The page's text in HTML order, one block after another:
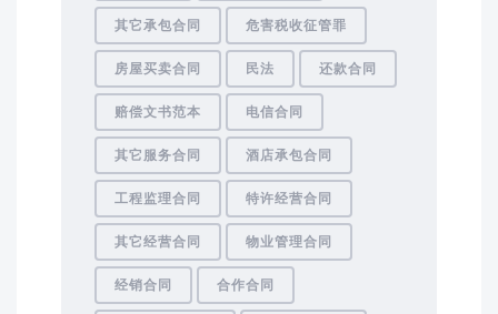
其它承包合同 危害税收征管罪
房屋买卖合同 民法 还款合同
赔偿文书范本 电信合同
其它服务合同 酒店承包合同
工程监理合同 特许经营合同
其它经营合同 物业管理合同
经销合同 合作合同